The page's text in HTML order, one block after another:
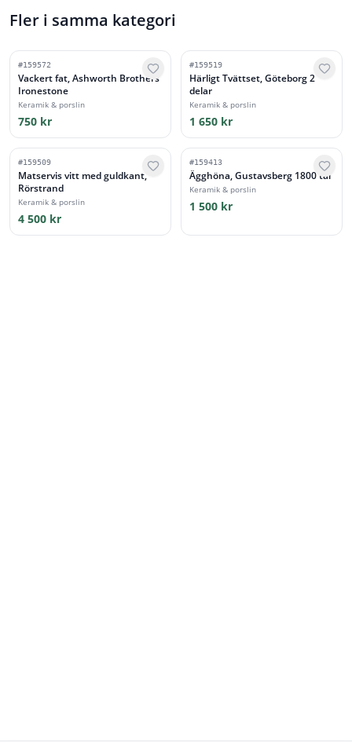
Fler i samma kategori
#159572
Vackert fat, Ashworth Brothers
Ironestone
Keramik & porslin
750 kr
#159519
Härligt Tvättset, Göteborg 2
delar
Keramik & porslin
1 650 kr
#159509
Matservis vitt med guldkant,
Rörstrand
Keramik & porslin
4 500 kr
#159413
Ägghöna, Gustavsberg 1800 tal
Keramik & porslin
1 500 kr